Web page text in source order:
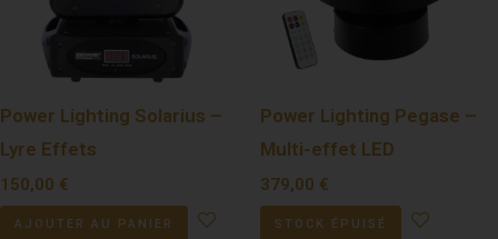
Power Lighting Solarius –
Lyre Effets
150,00 €
AJOUTER AU PANIER
Power Lighting Pegase –
Multi-effet LED
379,00 €
STOCK ÉPUISÉ